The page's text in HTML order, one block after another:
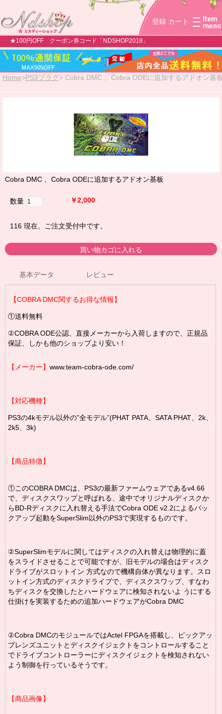
登録 カート
★100円OFF クーポン券コード「NDSHOP2018」
Home>PS3プラグ> Cobra DMC 、Cobra ODEに追加するアドオン基
Cobra DMC 、Cobra ODEに追加するアドオン基板
数量 ￥2,000
116 現在、ご注文受付中です。
基本データ レビュー
【COBRA DMC関するお得な情報】
①送料無料
②COBRA ODE公認、直接メーカーから入荷しますので、正規品
保証、しかも他のショップより安い！
【メーカー】 www.team-cobra-ode.com/
【対応機種】
PS3の4kモデル以外の”全モデル”(PHAT PATA、SATA PHAT、2k、
2k5、3k)
【商品特徴】
①このCOBRA DMCは、PS3の最新ファームウェアであるv4.66
で、ディスクスワップと呼ばれる、途中でオリジナルディスクか
らBD-Rディスクに入れ替える手法でCobra ODE v2.2によるバッ
クアップ起動をSuperSlim以外のPS3で実現するものです。
②SuperSlimモデルに関してはディスクの入れ替えは物理的に蓋
をスライドさせることで可能ですが、旧モデルの場合はディスク
ドライブがスロットイン 方式なので機構自体が異なります。スロ
ットイン方式のディスクドライブで、ディスクスワップ、すなわ
ちディスクを交換したとハードウェアに検知されないよ うにする
仕掛けを実装するための追加ハードウェアがCobra DMC
②Cobra DMCのモジュールではActel FPGAを搭載し、ピックアッ
プレンズユニットとディスクイジェクトをコントロールすること
でドライブコントローラーにディスクイジェクトを検知されない
よう制御を行っているそうです。
【商品画像】